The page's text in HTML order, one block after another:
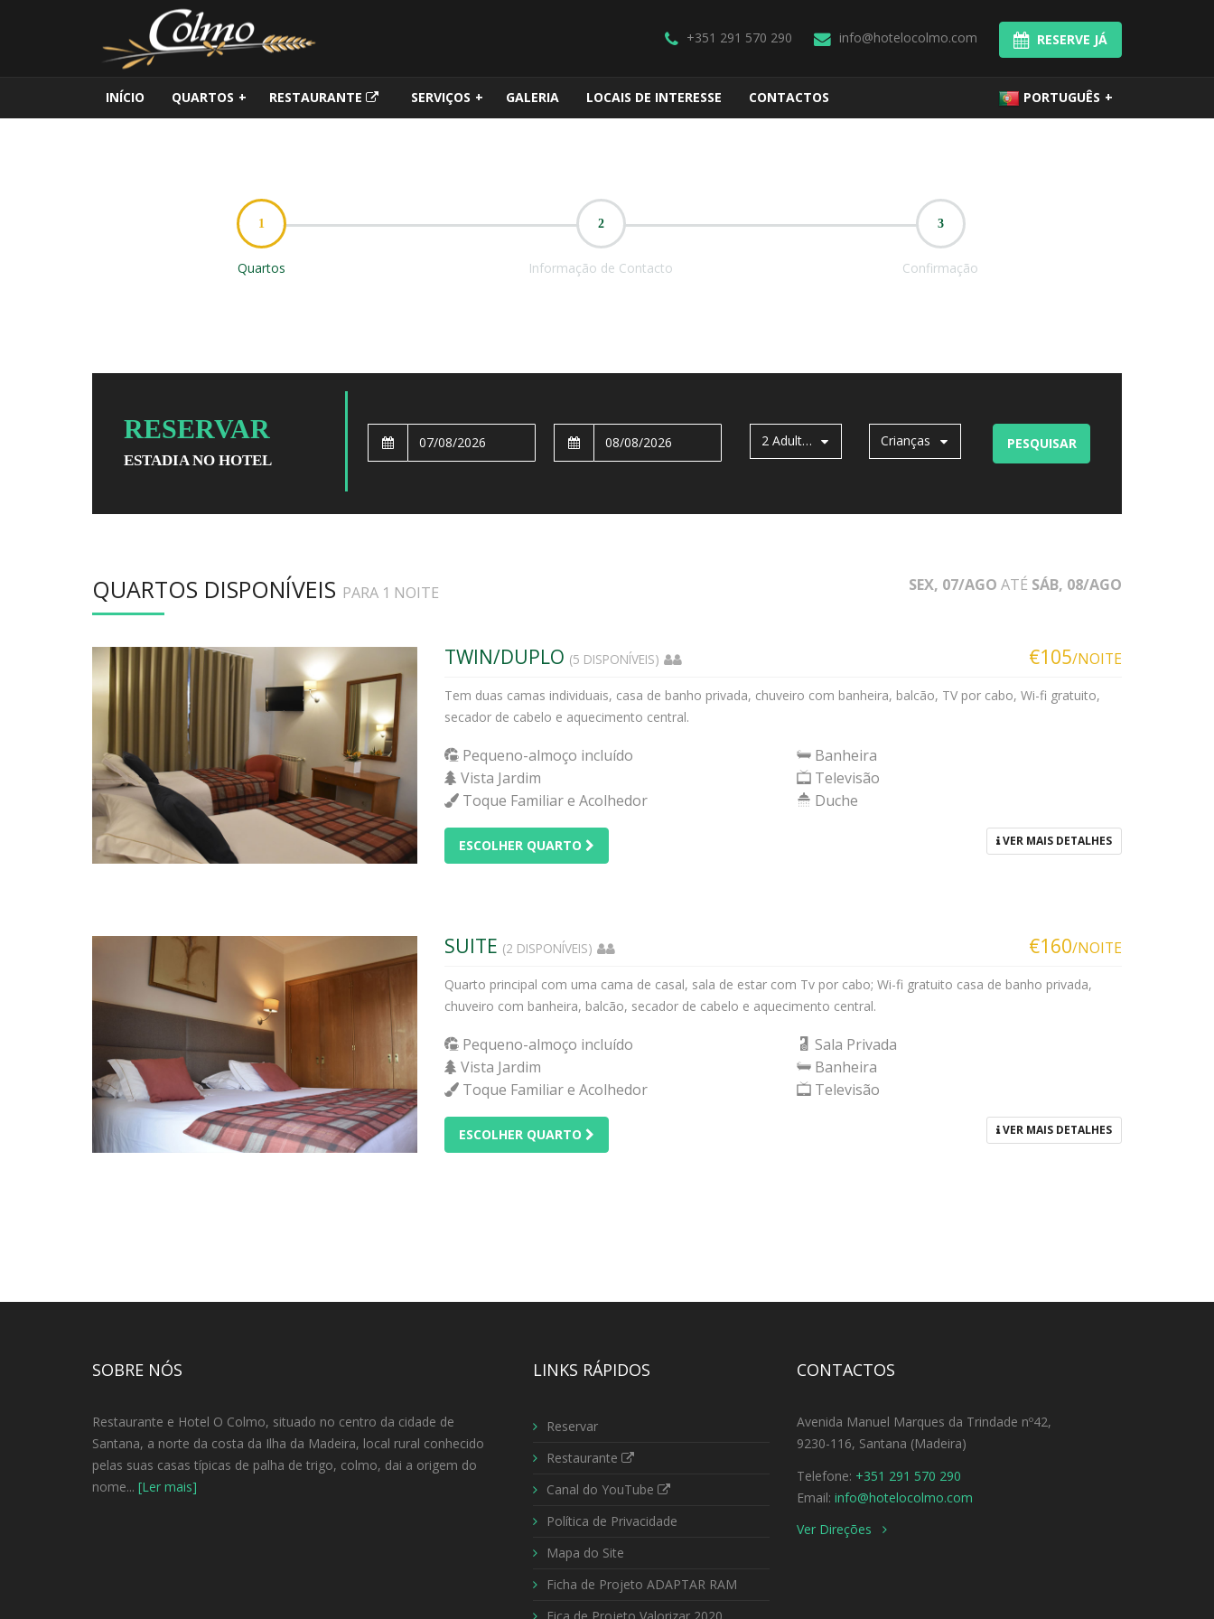
+351 291 570 290 info@hotelocolmo.com RESERVE JÁ
INÍCIO QUARTOS + RESTAURANTE SERVIÇOS + GALERIA LOCAIS DE INTERESSE CONTACTOS PORTUGUÊS +
1
Quartos
2
Informação de Contacto
3
Confirmação
RESERVAR
ESTADIA NO HOTEL
2 Adultos Crianças PESQUISAR
QUARTOS DISPONÍVEIS PARA 1 NOITE SEX, 07/AGO ATÉ SÁB, 08/AGO
TWIN/DUPLO (5 DISPONÍVEIS) €105/NOITE
Tem duas camas individuais, casa de banho privada, chuveiro com banheira, balcão, TV por cabo, Wi-fi gratuito,
secador de cabelo e aquecimento central.
Pequeno-almoço incluído
Vista Jardim
Toque Familiar e Acolhedor
Banheira
Televisão
Duche
ESCOLHER QUARTO VER MAIS DETALHES
SUITE (2 DISPONÍVEIS) €160/NOITE
Quarto principal com uma cama de casal, sala de estar com Tv por cabo; Wi-fi gratuito casa de banho privada,
chuveiro com banheira, balcão, secador de cabelo e aquecimento central.
Pequeno-almoço incluído
Vista Jardim
Toque Familiar e Acolhedor
Sala Privada
Banheira
Televisão
ESCOLHER QUARTO VER MAIS DETALHES
SOBRE NÓS
Restaurante e Hotel O Colmo, situado no centro da cidade de
Santana, a norte da costa da Ilha da Madeira, local rural conhecido
pelas suas casas típicas de palha de trigo, colmo, dai a origem do
nome... [Ler mais]
LINKS RÁPIDOS
Reservar
Restaurante
Canal do YouTube
Política de Privacidade
Mapa do Site
Ficha de Projeto ADAPTAR RAM
CONTACTOS
Avenida Manuel Marques da Trindade nº42,
9230-116, Santana (Madeira)
Telefone: +351 291 570 290
Email: info@hotelocolmo.com
Ver Direções